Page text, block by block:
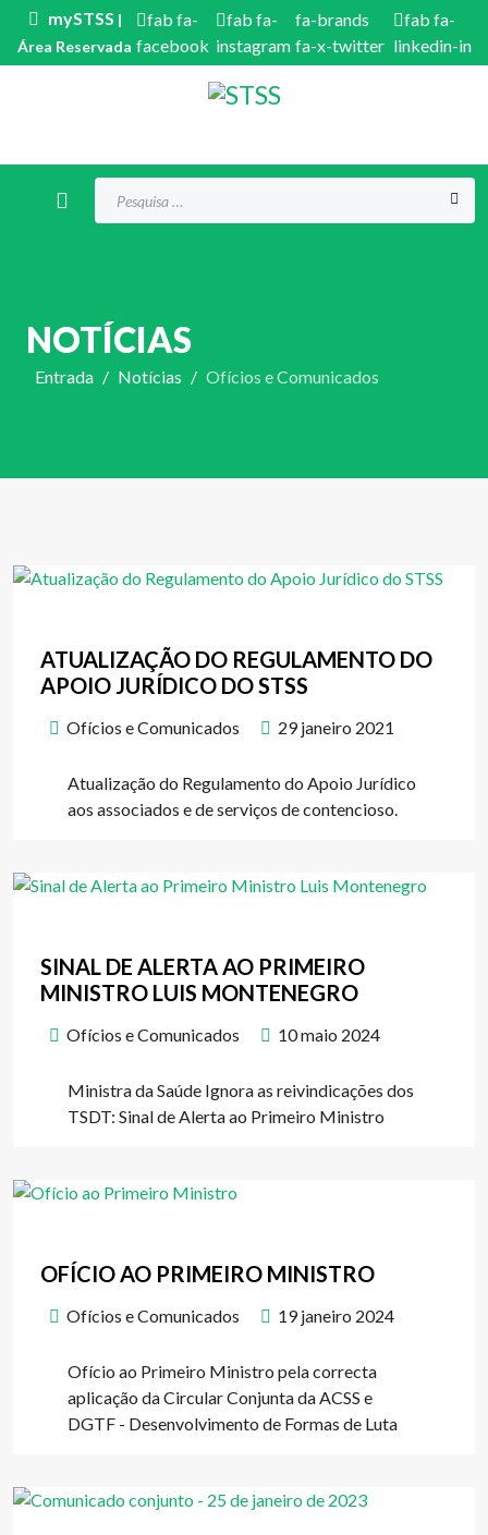
mySTSS |
Área Reservada
fab fa-
facebook
fab fa-
instagram
fa-brands
fa-x-twitter
fab fa-
linkedin-in
NOTÍCIAS
Entrada Notícias Ofícios e Comunicados
ATUALIZAÇÃO DO REGULAMENTO DO
APOIO JURÍDICO DO STSS
Ofícios e Comunicados 29 janeiro 2021
Atualização do Regulamento do Apoio Jurídico
aos associados e de serviços de contencioso.
SINAL DE ALERTA AO PRIMEIRO
MINISTRO LUIS MONTENEGRO
Ofícios e Comunicados 10 maio 2024
Ministra da Saúde Ignora as reivindicações dos
TSDT: Sinal de Alerta ao Primeiro Ministro
OFÍCIO AO PRIMEIRO MINISTRO
Ofícios e Comunicados 19 janeiro 2024
Ofício ao Primeiro Ministro pela correcta
aplicação da Circular Conjunta da ACSS e
DGTF - Desenvolvimento de Formas de Luta